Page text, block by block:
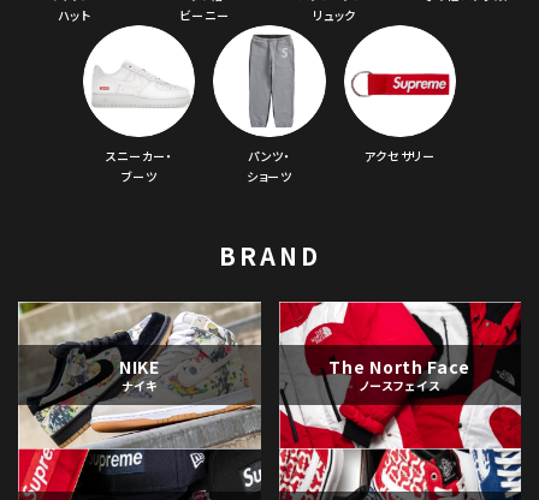
ハット
ビーニー
リュック
スニーカー・
ブーツ
パンツ・
ショーツ
アクセサリー
BRAND
NIKE
ナイキ
The North Face
ノースフェイス